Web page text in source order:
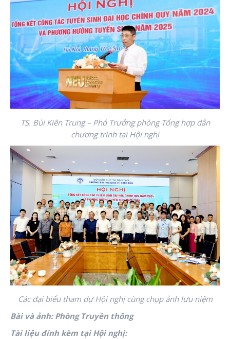
TS. Bùi Kiên Trung – Phó Trưởng phòng Tổng hợp dẫn
chương trình tại Hội nghị
Các đại biểu tham dự Hội nghị cùng chụp ảnh lưu niệm
Bài và ảnh: Phòng Truyền thông
Tài liệu đính kèm tại Hội nghị: